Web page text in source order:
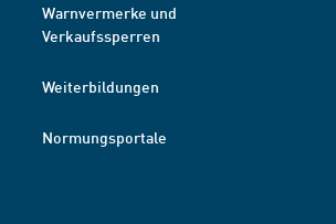
Warnvermerke und
Verkaufssperren
Weiterbildungen
Normungsportale